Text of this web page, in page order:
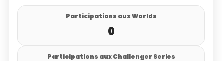
Participations aux Worlds
0
Participations aux Challenger Series